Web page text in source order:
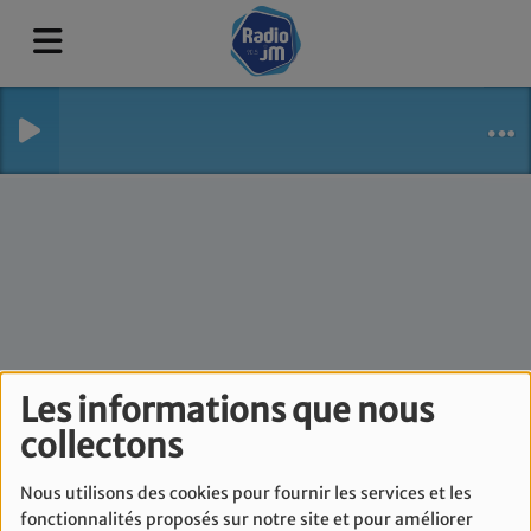
Les informations que nous
collectons
Nous utilisons des cookies pour fournir les services et les
fonctionnalités proposés sur notre site et pour améliorer
Lev Ehad - Mercredi 8
Novembre